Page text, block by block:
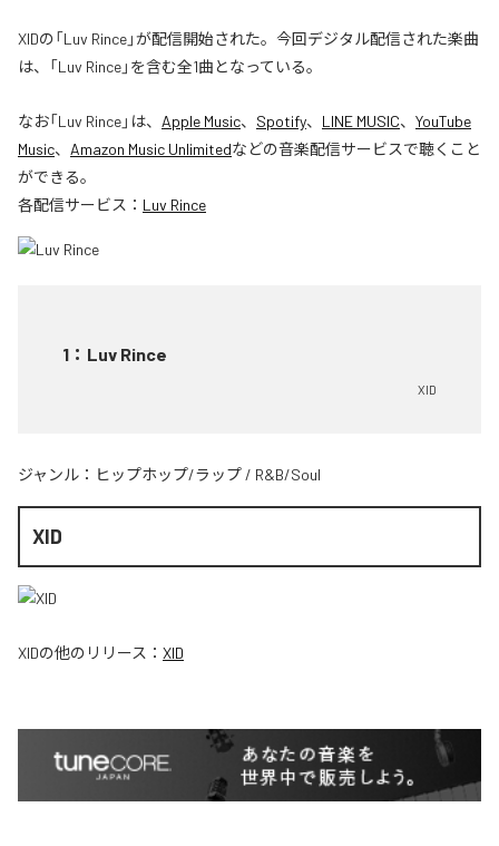
XIDの「Luv Rince」が配信開始された。今回デジタル配信された楽曲
は、「Luv Rince」を含む全1曲となっている。
なお「Luv Rince」は、 Apple Music、 Spotify、 LINE MUSIC、 YouTube
Music、 Amazon Music Unlimitedなどの音楽配信サービスで聴くこと
ができる。
各配信サービス： Luv Rince
1 ： Luv Rince
XID
ジャンル： ヒップホップ/ラップ / R&B/Soul
XID
XIDの他のリリース： XID